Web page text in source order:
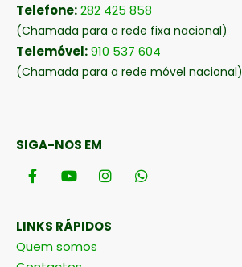
Telefone:282 425 858
(Chamada para a rede fixa nacional)
Telemóvel:910 537 604
(Chamada para a rede móvel nacional)
SIGA-NOS EM
LINKS RÁPIDOS
Quem somos